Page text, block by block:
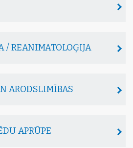
/ REANIMATOLOĢIJA
ARODSLIMĪBAS
APRŪPE